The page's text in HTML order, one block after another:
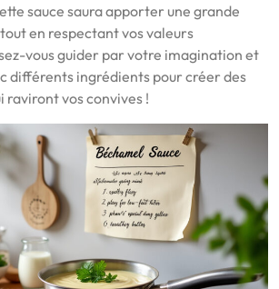
sauce saura apporter une grande
en respectant vos valeurs
vous guider par votre imagination et
différents ingrédients pour créer des
raviront vos convives !